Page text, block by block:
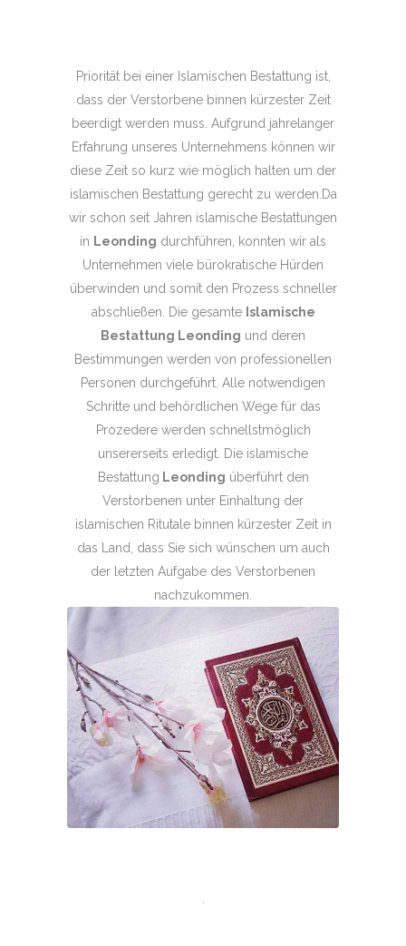
Priorität bei einer Islamischen Bestattung ist,
dass der Verstorbene binnen kürzester Zeit
beerdigt werden muss. Aufgrund jahrelanger
Erfahrung unseres Unternehmens können wir
diese Zeit so kurz wie möglich halten um der
islamischen Bestattung gerecht zu werden.Da
wir schon seit Jahren islamische Bestattungen
in Leonding durchführen, konnten wir als
Unternehmen viele bürokratische Hürden
überwinden und somit den Prozess schneller
abschließen. Die gesamte Islamische
Bestattung Leonding und deren
Bestimmungen werden von professionellen
Personen durchgeführt. Alle notwendigen
Schritte und behördlichen Wege für das
Prozedere werden schnellstmöglich
unsererseits erledigt. Die islamische
Bestattung Leonding überführt den
Verstorbenen unter Einhaltung der
islamischen Ritutale binnen kürzester Zeit in
das Land, dass Sie sich wünschen um auch
der letzten Aufgabe des Verstorbenen
nachzukommen.